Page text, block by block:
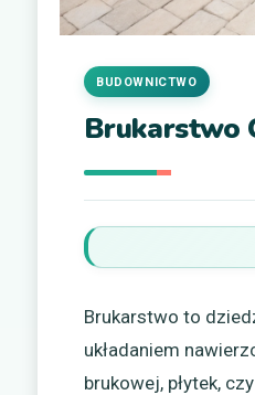
Brukarstwo
BUDOWNICTWO
Brukarstwo to
układaniem
brukowej, płytek,